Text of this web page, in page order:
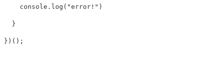
console . log ( "error! " )
}
})();